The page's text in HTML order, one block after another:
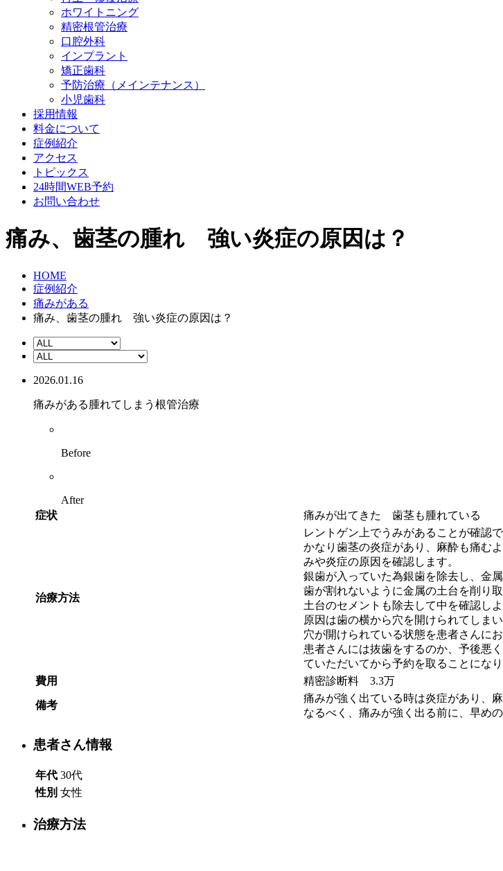
ホワイトニング
精密根管治療
口腔外科
インプラント
矯正歯科
予防治療（メインテナンス）
小児歯科
採用情報
料金について
症例紹介
アクセス
トピックス
24時間WEB予約
お問い合わせ
痛み、歯茎の腫れ 強い炎症の原因は？
HOME
症例紹介
痛みがある
痛み、歯茎の腫れ 強い炎症の原因は？
2026.01.16
痛みがある腫れてしまう 根管治療
Before
After
症状
痛みが出てきた 歯茎も腫れている
治療方法
レントゲン上でうみがあることが確認
かなり歯茎の炎症があり、麻酔も痛む
みや炎症の原因を確認します。
銀歯が入っていた為銀歯を除去し、金
歯が割れないように金属の土台を削り取
土台のセメントも除去して中を確認し
原因は歯の横から穴を開けられてしま
穴が開けられている状態を患者さんに
患者さんには抜歯をするのか、予後悪
ていただいてから予約を取ることになり
費用
精密診断料 3.3万
備考
痛みが強く出ている時は炎症があり、
なるべく、痛みが強く出る前に、早め
患者さん情報
年代 30代
性別 女性
治療方法